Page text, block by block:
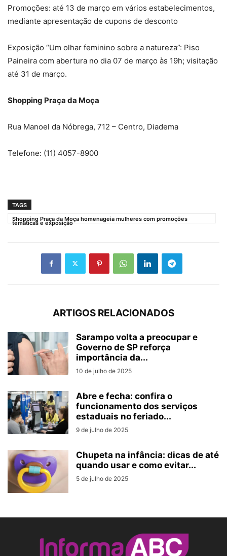
Promoções: até 13 de março em vários estabelecimentos,
mediante apresentação de cupons de desconto
Exposição “Um olhar feminino sobre a natureza”: Piso
Paineira com abertura no dia 07 de março às 19h; visitação
até 31 de março.
Shopping Praça da Moça
Rua Manoel da Nóbrega, 712 – Centro, Diadema
Telefone: (11) 4057-8900
TAGS
Shopping Praça da Moça homenageia mulheres com promoções
temáticas e exposição
ARTIGOS RELACIONADOS
Sarampo volta a preocupar e
Governo de SP reforça
importância da...
10 de julho de 2025
Abre e fecha: confira o
funcionamento dos serviços
estaduais no feriado...
9 de julho de 2025
Chupeta na infância: dicas de até
quando usar e como evitar...
5 de julho de 2025